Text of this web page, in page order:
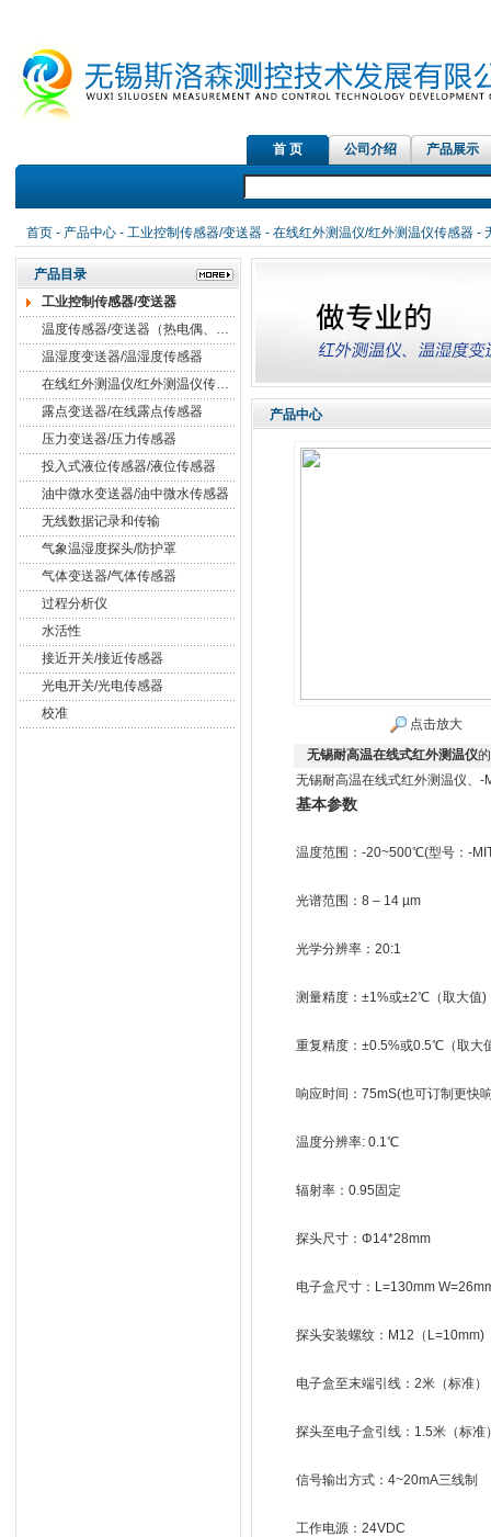
首 页 公司介绍 产品展示
首页- 产品中心- 工业控制传感器/变送器- 在线红外测温仪/红外测温仪传感器-
产品目录
工业控制传感器/变送器
温度传感器/变送器（热电偶、热电阻）
温湿度变送器/温湿度传感器
在线红外测温仪/红外测温仪传感器
露点变送器/在线露点传感器
压力变送器/压力传感器
投入式液位传感器/液位传感器
油中微水变送器/油中微水传感器
无线数据记录和传输
气象温湿度探头/防护罩
气体变送器/气体传感器
过程分析仪
水活性
接近开关/接近传感器
光电开关/光电传感器
校准
产品中心
点击放大
无锡耐高温在线式红外测温仪
无锡耐高温在线式红外测温仪、
基本参数
温度范围：-20~500℃(型号：-
光谱范围：8 – 14 µm
光学分辨率：20:1
测量精度：±1%或±2℃（取大值)
重复精度：±0.5%或0.5℃（取大
响应时间：75mS(也可订制更快
温度分辨率: 0.1℃
辐射率：0.95固定
探头尺寸：Φ14*28mm
电子盒尺寸：L=130mm
探头安装螺纹：M12（L=10mm)
电子盒至末端引线：2米（标准
探头至电子盒引线：1.5米（标准
信号输出方式：4~20mA三线制
工作电源：24VDC